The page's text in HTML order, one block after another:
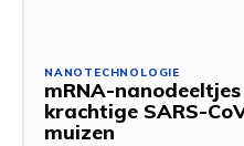
NANOTECHNOLOGIE
mRNA-
krachtige SARS-
muizen